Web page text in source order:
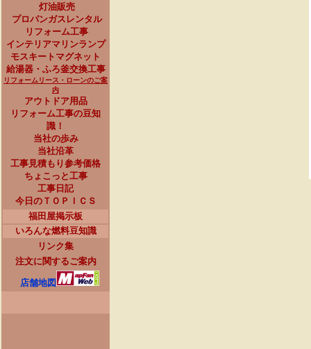
灯油販売
プロパンガスレンタル
リフォーム工事
インテリアマリンランプ
モスキートマグネット
給湯器・ふろ釜交換工事
リフォームリース・ローンのご案
内
アウトドア用品
リフォーム工事の豆知
識！
当社の歩み
当社沿革
工事見積もり参考価格
ちょこっと工事
工事日記
今日のＴＯＰＩＣＳ
福田屋掲示板
いろんな燃料豆知識
リンク集
注文に関するご案内
店舗地図